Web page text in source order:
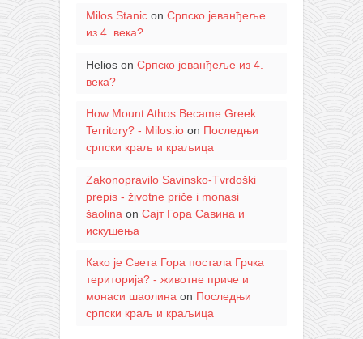
Milos Stanicon Српско јеванђеље
из 4. века?
Helioson Српско јеванђеље из 4.
века?
How Mount Athos Became Greek
Territory? - Milos.ioon Последњи
српски краљ и краљица
Zakonopravilo Savinsko-Tvrdoški
prepis - životne priče i monasi
šaolina on Сајт Гора Савина и
искушења
Како је Света Гора постала Грчка
територија? - животне приче и
монаси шаолина on Последњи
српски краљ и краљица